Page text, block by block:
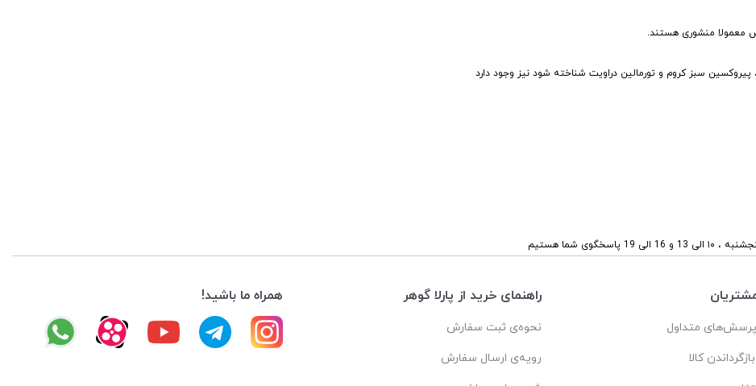
معمولا منشوری هستند.
سبز کروم و تورمالین دراویت شناخته شود نیز وجود دارد
الی 19 پاسخگوی شما هستیم
متداول
کالا
راهنمای خرید از پارلا گوهر
نحوه‌ی ثبت سفارش
رویه‌ی ارسال سفارش
همراه ما باشید!